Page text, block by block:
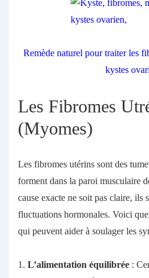
Remède naturel pour traiter les
kystes
Les Fibromes
(Myomes)
Les fibromes utérins sont des
forment dans la paroi musculaire
cause exacte ne soit pas claire, ils
fluctuations hormonales. Voici
qui peuvent aider à soulager les
1. L’alimentation équilibrée :